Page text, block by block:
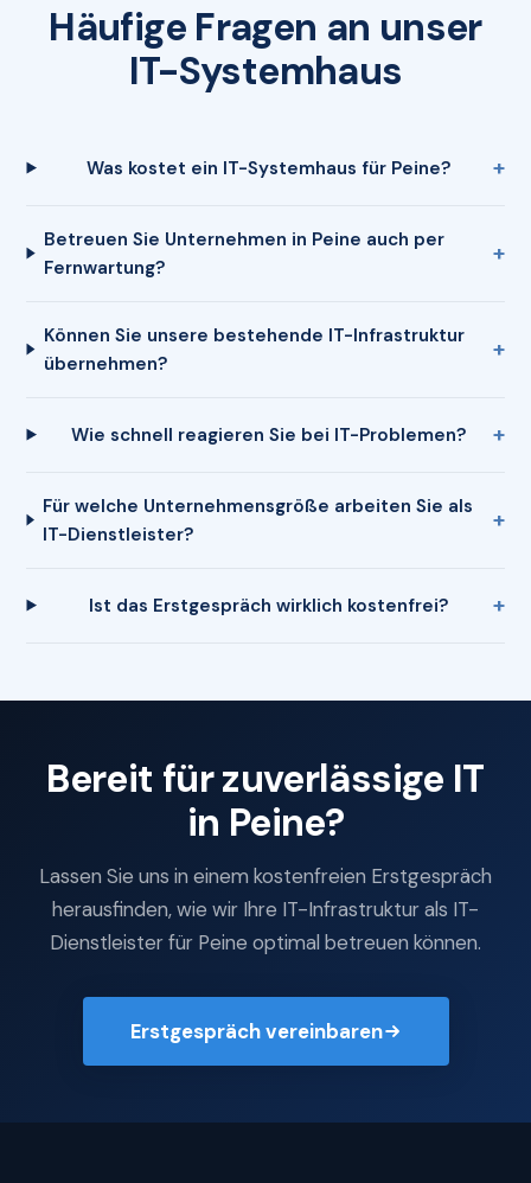
Häufige Fragen an unser
IT-Systemhaus
Was kostet ein IT-Systemhaus für Peine?
Betreuen Sie Unternehmen in Peine auch per
Fernwartung?
Können Sie unsere bestehende IT-Infrastruktur
übernehmen?
Wie schnell reagieren Sie bei IT-Problemen?
Für welche Unternehmensgröße arbeiten Sie als
IT-Dienstleister?
Ist das Erstgespräch wirklich kostenfrei?
Bereit für zuverlässige IT
in Peine?
Lassen Sie uns in einem kostenfreien Erstgespräch
herausfinden, wie wir Ihre IT-Infrastruktur als IT-
Dienstleister für Peine optimal betreuen können.
Erstgespräch vereinbaren